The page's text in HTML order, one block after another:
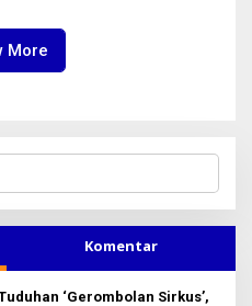
More
Komentar
‘Gerombolan Sirkus’,